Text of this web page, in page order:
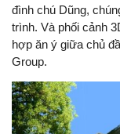
đình chú Dũng,
trình. Và phối cảnh
hợp ăn ý giữa chủ
Group.